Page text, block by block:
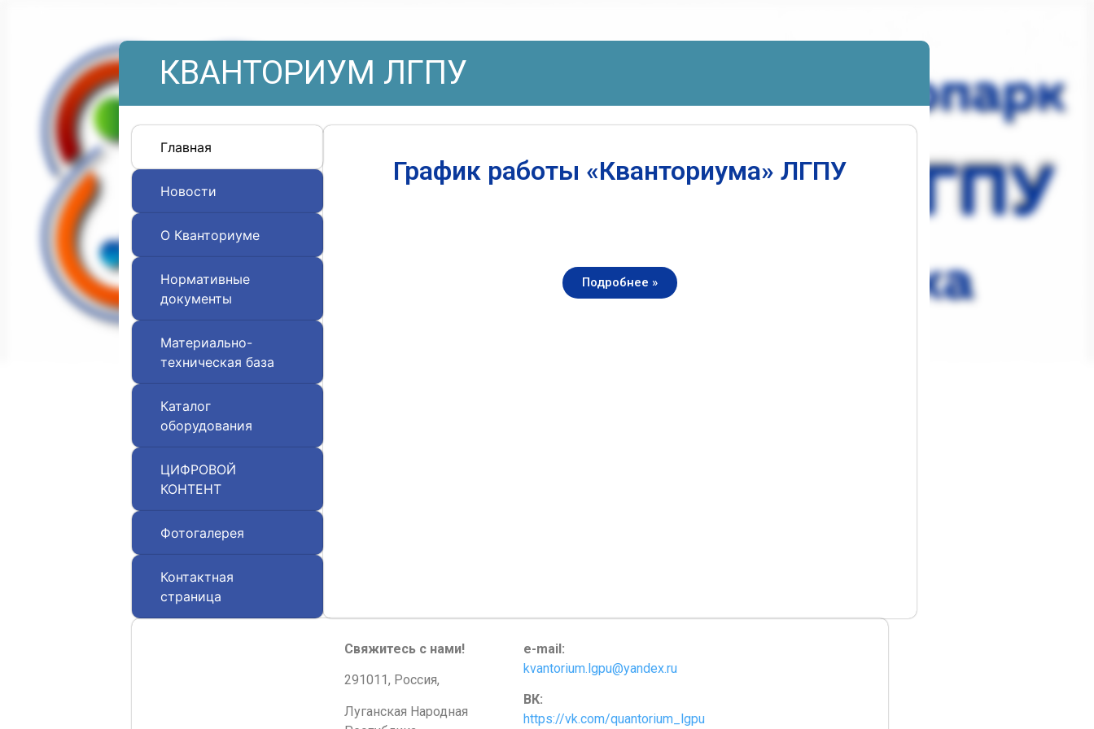
КВАНТОРИУМ ЛГПУ
Главная
Новости
О Кванториуме
Нормативные
документы
Материально-
техническая база
Каталог
оборудования
ЦИФРОВОЙ
КОНТЕНТ
Фотогалерея
Контактная
страница
График работы «Кванториума» ЛГПУ
Подробнее »
Свяжитесь с нами!
291011, Россия,
Луганская Народная
e-mail:
kvantorium.lgpu@yandex.ru
ВК:
https://vk.com/quantorium_lgpu